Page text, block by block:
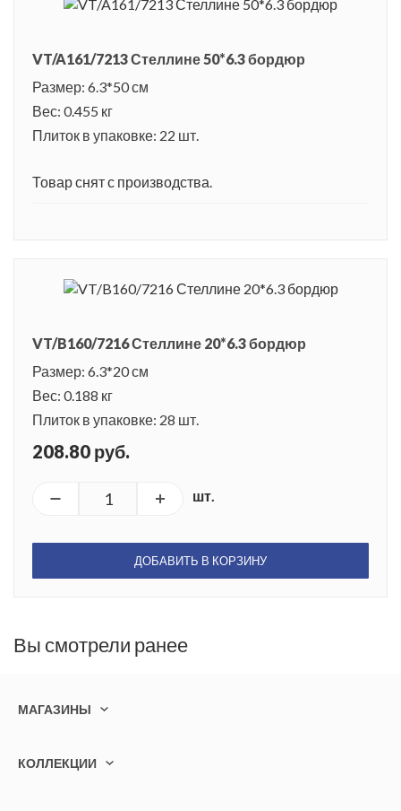
VT/A161/7213 Стеллине 50*6.3 бордюр
Размер: 6.3*50 см
Вес: 0.455 кг
Плиток в упаковке: 22 шт.
Товар снят с производства.
VT/B160/7216 Стеллине 20*6.3 бордюр
Размер: 6.3*20 см
Вес: 0.188 кг
Плиток в упаковке: 28 шт.
208.80 руб.
шт.
ДОБАВИТЬ В КОРЗИНУ
Вы смотрели ранее
МАГАЗИНЫ
КОЛЛЕКЦИИ